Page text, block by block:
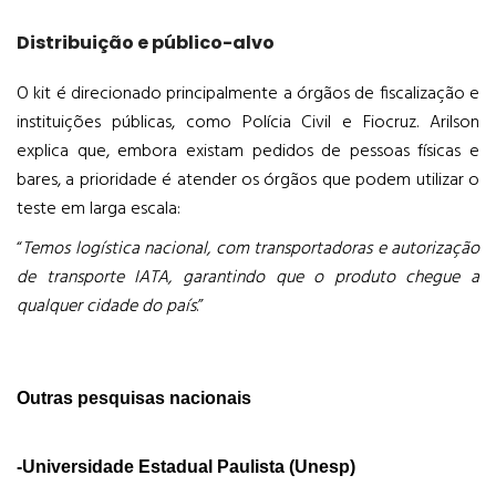
Distribuição e público-alvo
O kit é direcionado principalmente a órgãos de fiscalização e
instituições públicas, como Polícia Civil e Fiocruz. Arilson
explica que, embora existam pedidos de pessoas físicas e
bares, a prioridade é atender os órgãos que podem utilizar o
teste em larga escala:
“Temos logística nacional, com transportadoras e autorização
de transporte IATA, garantindo que o produto chegue a
qualquer cidade do país.”
Outras pesquisas nacionais
-Universidade Estadual Paulista (Unesp)